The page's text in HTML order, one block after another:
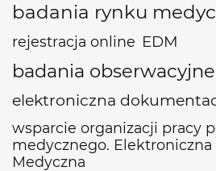
badania rynku
rejestracja online EDM
badania obserwacyjne
elektroniczna
wsparcie organizacji pracy
medycznego.
Medyczna